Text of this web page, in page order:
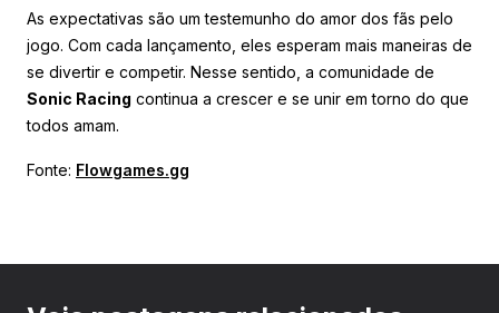
As expectativas são um testemunho do amor dos fãs pelo
jogo. Com cada lançamento, eles esperam mais maneiras de
se divertir e competir. Nesse sentido, a comunidade de
Sonic Racing continua a crescer e se unir em torno do que
todos amam.
Fonte: Flowgames.gg